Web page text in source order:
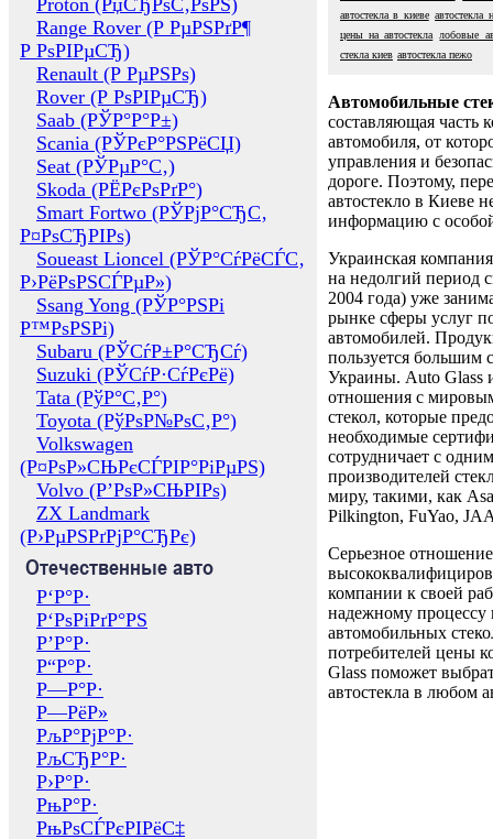
Proton (РџСЂРѕС‚РѕРЅ)
Range Rover (Р РµРЅРґР¶
Р РѕРІРµСЂ)
Renault (Р РµРЅРѕ)
Rover (Р РѕРІРµСЂ)
Saab (РЎР°Р°Р±)
Scania (РЎРєР°РЅРёСЏ)
Seat (РЎРµР°С‚)
Skoda (РЁРєРѕРґР°)
Smart Fortwo (РЎРјР°СЂС‚
Р¤РѕСЂРІРѕ)
Soueast Lioncel (РЎР°СѓРёСЃС‚
Р›РёРѕРЅСЃРµР»)
Ssang Yong (РЎР°РЅРі
Р™РѕРЅРі)
Subaru (РЎСѓР±Р°СЂСѓ)
Suzuki (РЎСѓР·СѓРєРё)
Tata (РўР°С‚Р°)
Toyota (РўРѕР№РѕС‚Р°)
Volkswagen
(Р¤РѕР»СЊРєСЃРІР°РіРµРЅ)
Volvo (Р’РѕР»СЊРІРѕ)
ZX Landmark
(Р›РµРЅРґРјР°СЂРє)
Отечественные авто
Р‘Р°Р·
Р‘РѕРіРґР°РЅ
Р’Р°Р·
Р“Р°Р·
Р—Р°Р·
Р—РёР»
РљР°РјР°Р·
РљСЂР°Р·
Р›Р°Р·
РњР°Р·
РњРѕСЃРєРІРёС‡
автостекла в киеве автостекла
цены на автостекла
лобовые
стекла киев автостекла пежо
Автомобильные
составляющая часть
автомобиля, от
управления и
дороге. Поэтому,
автостекло в Киеве
информацию с
Украинская
на недолгий период
2004 года) уже
рынке сферы услуг
автомобилей.
пользуется большим
Украины. Auto Glass
отношения с
стекол, которые
необходимые
сотрудничает с
производителей
миру, такими, как
Pilkington, FuYao,
Серьезное отношение
компании к своей
надежному процессу
автомобильных
потребителей цены
Glass поможет
автостекла в любом